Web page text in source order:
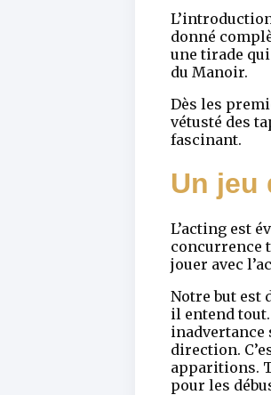
donné
une tirade
du Manoir.
Dès les
vétusté des
fascinant.
Un jeu
L’acting est
concurrence
jouer avec
Notre but est
il entend
inadvertance
direction.
apparitions.
pour les